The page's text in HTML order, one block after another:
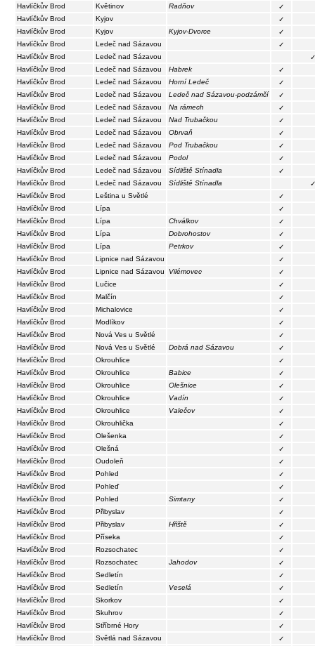
Havlíčkův Brod
Květinov Radňov
✓
Havlíčkův Brod
Kyjov
✓
Havlíčkův Brod
Kyjov Kyjov-Dvorce
✓
Havlíčkův Brod
Ledeč nad Sázavou
✓
Havlíčkův Brod
Ledeč nad Sázavou
✓
Havlíčkův Brod
Ledeč nad Sázavou Habrek
✓
Havlíčkův Brod
Ledeč nad Sázavou Horní Ledeč
✓
Havlíčkův Brod
Ledeč nad Sázavou Ledeč nad Sázavou-podzámčí
✓
Havlíčkův Brod
Ledeč nad Sázavou Na rámech
✓
Havlíčkův Brod
Ledeč nad Sázavou Nad Trubačkou
✓
Havlíčkův Brod
Ledeč nad Sázavou Obrvaň
✓
Havlíčkův Brod
Ledeč nad Sázavou Pod Trubačkou
✓
Havlíčkův Brod
Ledeč nad Sázavou Podol
✓
Havlíčkův Brod
Ledeč nad Sázavou Sídliště Stínadla
✓
Havlíčkův Brod
Ledeč nad Sázavou Sídliště Stínadla
✓
Havlíčkův Brod
Leština u Světlé
✓
Havlíčkův Brod
Lípa
✓
Havlíčkův Brod
Lípa Chválkov
✓
Havlíčkův Brod
Lípa Dobrohostov
✓
Havlíčkův Brod
Lípa Petrkov
✓
Havlíčkův Brod
Lipnice nad Sázavou
✓
Havlíčkův Brod
Lipnice nad Sázavou Vilémovec
✓
Havlíčkův Brod
Lučice
✓
Havlíčkův Brod
Malčín
✓
Havlíčkův Brod
Michalovice
✓
Havlíčkův Brod
Modlíkov
✓
Havlíčkův Brod
Nová Ves u Světlé
✓
Havlíčkův Brod
Nová Ves u Světlé Dobrá nad Sázavou
✓
Havlíčkův Brod
Okrouhlice
✓
Havlíčkův Brod
Okrouhlice Babice
✓
Havlíčkův Brod
Okrouhlice Olešnice
✓
Havlíčkův Brod
Okrouhlice Vadín
✓
Havlíčkův Brod
Okrouhlice Valečov
✓
Havlíčkův Brod
Okrouhlička
✓
Havlíčkův Brod
Olešenka
✓
Havlíčkův Brod
Olešná
✓
Havlíčkův Brod
Oudoleň
✓
Havlíčkův Brod
Pohled
✓
Havlíčkův Brod
Pohleď
✓
Havlíčkův Brod
Pohled Simtany
✓
Havlíčkův Brod
Přibyslav
✓
Havlíčkův Brod
Přibyslav Hřiště
✓
Havlíčkův Brod
Příseka
✓
Havlíčkův Brod
Rozsochatec
✓
Havlíčkův Brod
Rozsochatec Jahodov
✓
Havlíčkův Brod
Sedletín
✓
Havlíčkův Brod
Sedletín Veselá
✓
Havlíčkův Brod
Skorkov
✓
Havlíčkův Brod
Skuhrov
✓
Havlíčkův Brod
Stříbrné Hory
✓
Havlíčkův Brod
Světlá nad Sázavou ✓